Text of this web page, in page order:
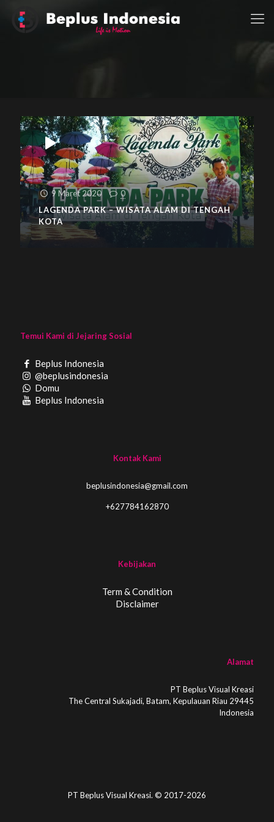
9 Maret 2020
0
LAGENDA PARK – WISATA ALAM DI TENGAH
KOTA
Temui Kami di Jejaring Sosial
Beplus Indonesia
@beplusindonesia
Domu
Beplus Indonesia
Kontak Kami
beplusindonesia@gmail.com
+627784162870
Kebijakan
Term & Condition
Disclaimer
Alamat
PT Beplus Visual Kreasi
The Central Sukajadi, Batam, Kepulauan Riau 29445
Indonesia
PT Beplus Visual Kreasi. © 2017-2026